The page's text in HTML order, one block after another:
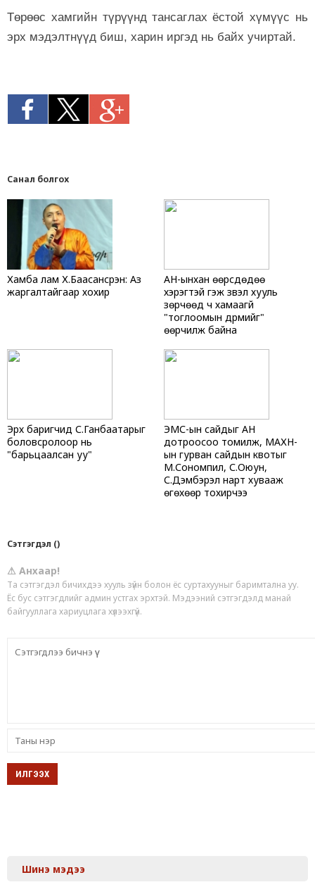
Төрөөс хамгийн түрүүнд тансаглах ёстой хүмүүс нь
эрх мэдэлтнүүд биш, харин иргэд нь байх учиртай.
Санал болгох
Хамба лам Х.Баасансүрэн: Аз
жаргалтайгаар хохир
АН-ынхан өөрсдөдөө
хэрэгтэй гэж үзвэл хууль
зөрчөөд ч хамаагүй
"тоглоомын дүрмийг"
өөрчилж байна
Эрх баригчид С.Ганбаатарыг
боловсролоор нь
"барьцаалсан уу"
ЭМС-ын сайдыг АН
дотроосоо томилж, МАХН-
ын гурван сайдын квотыг
М.Сономпил, С.Оюун,
С.Дэмбэрэл нарт хувааж
өгөхөөр тохирчээ
Сэтгэгдэл ()
⚠ Анхаар!
Та сэтгэгдэл бичихдээ хууль зүйн болон ёс суртахууныг баримтална уу.
Ёс бус сэтгэгдлийг админ устгах эрхтэй. Мэдээний сэтгэгдэлд манай
байгууллага хариуцлага хүлээхгүй.
Шинэ мэдээ